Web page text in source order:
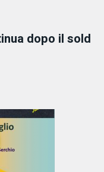
dopo il sold